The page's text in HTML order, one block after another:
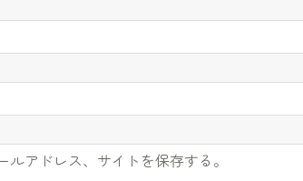
アドレス、サイトを保存する。